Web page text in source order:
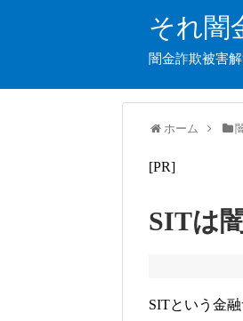
それ闇
闇金詐欺被害
ホーム
[PR]
SITは
SITという金